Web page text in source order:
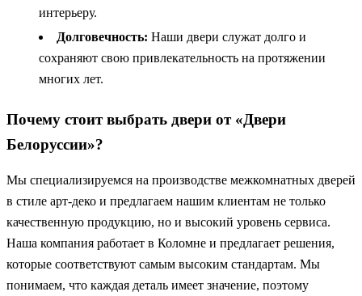
интерьеру.
Долговечность: Наши двери служат долго и
сохраняют свою привлекательность на протяжении
многих лет.
Почему стоит выбрать двери от «Двери
Белоруссии»?
Мы специализируемся на производстве межкомнатных дверей
в стиле арт-деко и предлагаем нашим клиентам не только
качественную продукцию, но и высокий уровень сервиса.
Наша компания работает в Коломне и предлагает решения,
которые соответствуют самым высоким стандартам. Мы
понимаем, что каждая деталь имеет значение, поэтому